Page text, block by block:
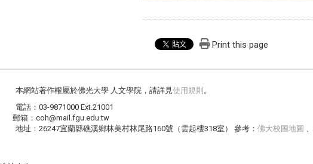
Print this page
本網站著作權屬於佛光大學 人文學院，請詳見 使用規則 。
電話：03-9871000 Ext.21001
郵箱：coh@mail.fgu.edu.tw
地址：26247宜蘭縣礁溪鄉林美村林尾路160號（雲起樓318室） 參考： 佛大校圖地圖